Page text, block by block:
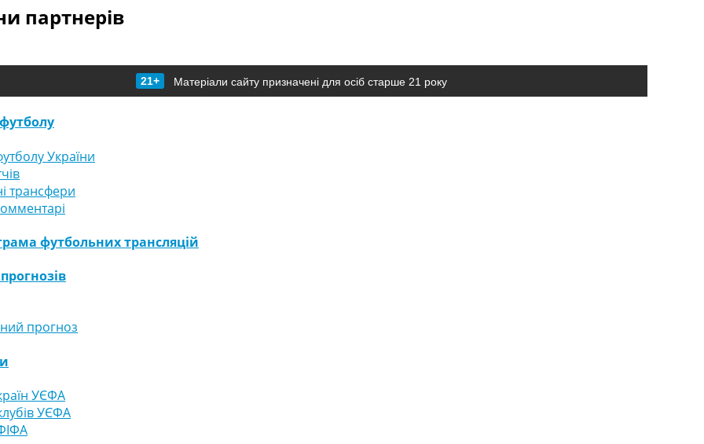
партнерів
21+ Матеріали сайту призначені для осіб старше 21 року
України
трансфери
футбольних трансляцій
прогноз
УЄФА
УЄФА